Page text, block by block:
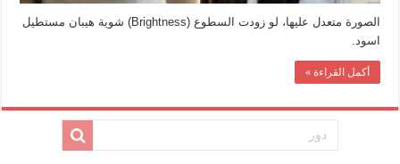
الصورة متعدل عليها، لو زودت السطوع (Brightness) شوية هيبان مستطيل
اسود.
أكمل القراءة »